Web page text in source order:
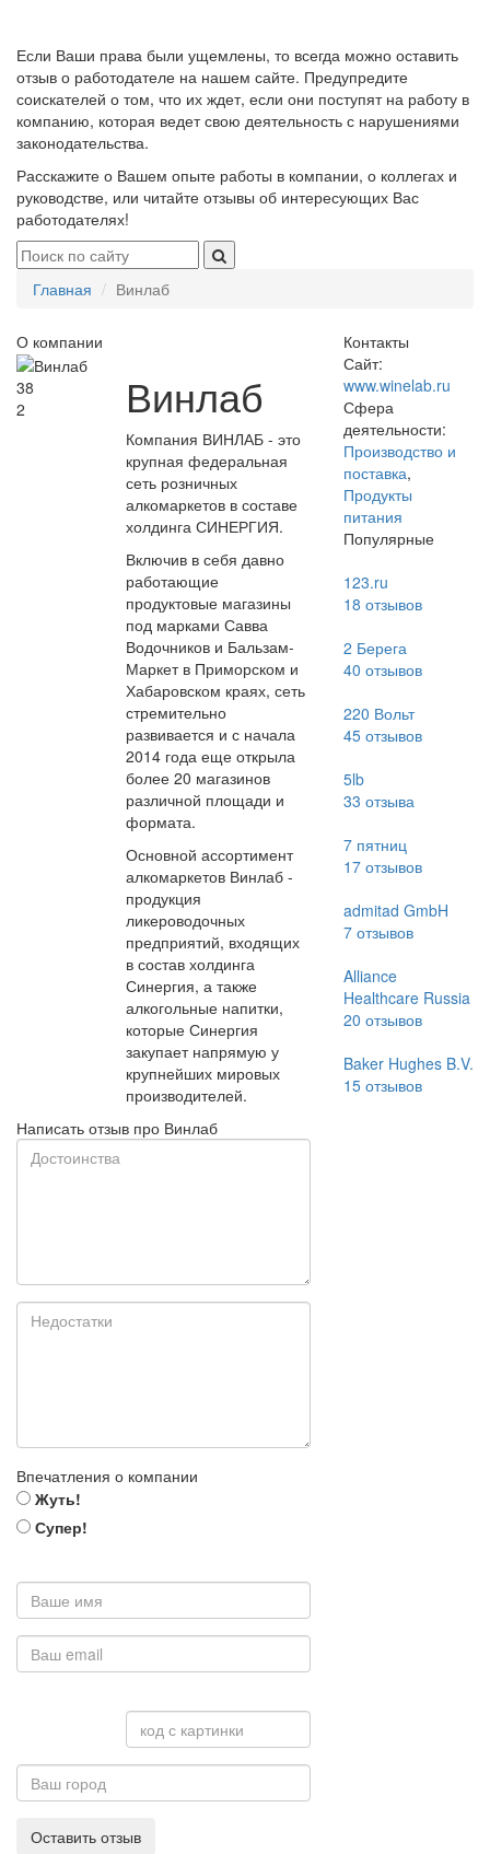
Если Ваши права были ущемлены, то всегда можно оставить
отзыв о работодателе на нашем сайте. Предупредите
соискателей о том, что их ждет, если они поступят на работу в
компанию, которая ведет свою деятельность с нарушениями
законодательства.
Расскажите о Вашем опыте работы в компании, о коллегах и
руководстве, или читайте отзывы об интересующих Вас
работодателях!
Главная Винлаб
О компании
38
2
Винлаб
Компания ВИНЛАБ - это
крупная федеральная
сеть розничных
алкомаркетов в составе
холдинга СИНЕРГИЯ.
Включив в себя давно
работающие
продуктовые магазины
под марками Савва
Водочников и Бальзам-
Маркет в Приморском и
Хабаровском краях, сеть
стремительно
развивается и с начала
2014 года еще открыла
более 20 магазинов
различной площади и
формата.
Основной ассортимент
алкомаркетов Винлаб -
продукция
ликероводочных
предприятий, входящих
в состав холдинга
Синергия, а также
алкогольные напитки,
которые Синергия
закупает напрямую у
крупнейших мировых
производителей.
Написать отзыв про Винлаб
Впечатления о компании
Жуть!
Супер!
Оставить отзыв
Контакты
Сайт:
www.winelab.ru
Сфера
деятельности:
Производство и
поставка,
Продукты
питания
Популярные
123.ru
18 отзывов
2 Берега
40 отзывов
220 Вольт
45отзывов
5lb
33 отзыва
7 пятниц
17отзывов
admitad GmbH
7отзывов
Alliance
Healthcare Russia
20 отзывов
Baker Hughes B.V.
15отзывов